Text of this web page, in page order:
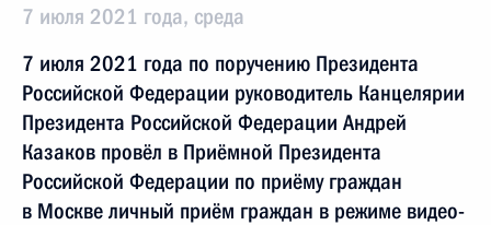
7 июля 2021 года, среда
7 июля 2021 года по поручению Президента
Российской Федерации руководитель Канцелярии
Президента Российской Федерации Андрей
Казаков провёл в Приёмной Президента
Российской Федерации по приёму граждан
в Москве личный приём граждан в режиме видео-